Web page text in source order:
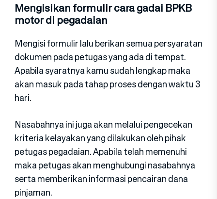
Mengisikan formulir cara gadai BPKB
motor di pegadaian
Mengisi formulir lalu berikan semua persyaratan
dokumen pada petugas yang ada di tempat.
Apabila syaratnya kamu sudah lengkap maka
akan masuk pada tahap proses dengan waktu 3
hari.
Nasabahnya ini juga akan melalui pengecekan
kriteria kelayakan yang dilakukan oleh pihak
petugas pegadaian. Apabila telah memenuhi
maka petugas akan menghubungi nasabahnya
serta memberikan informasi pencairan dana
pinjaman.